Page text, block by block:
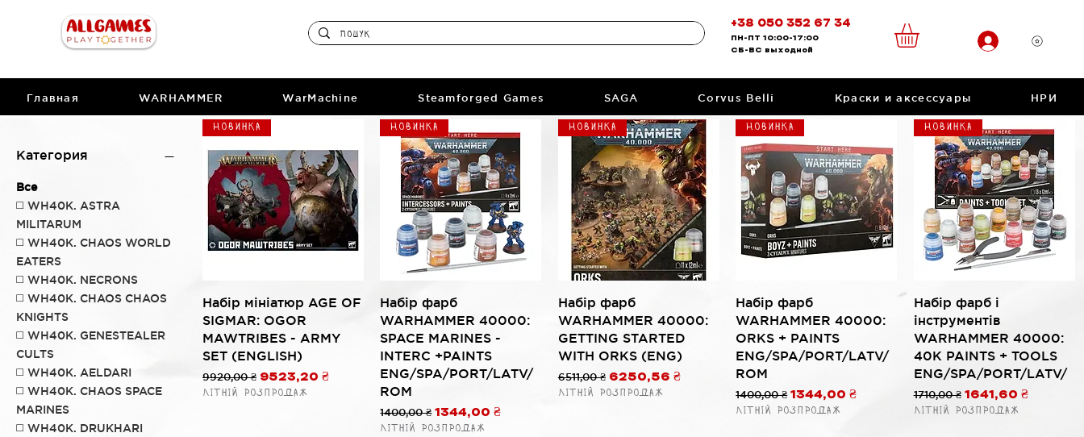
+38 050 352 67 34
ПН-ПТ 10:00-17:00
CБ-ВС выходной
Главная WARHAMMER WarMachine Steamforged Games SAGA Corvus Belli Краски и аксессуары НРИ
Категория
Все
◻️ WH40K. ASTRA
MILITARUM
◻️ WH40K. CHAOS WORLD
EATERS
◻️ WH40K. NECRONS
◻️ WH40K. CHAOS CHAOS
KNIGHTS
◻️ WH40K. GENESTEALER
CULTS
◻️ WH40K. AELDARI
◻️ WH40K. CHAOS SPACE
MARINES
◻️ WH40K. DRUKHARI
Быстрый просмотр
Новинка
Набір мініатюр AGE OF
SIGMAR: OGOR
MAWTRIBES - ARMY
SET (ENGLISH)
Обычная цена
9920,00 ₴ Цена со скидкой
9523,20 ₴
Літній розпродаж
Быстрый просмотр
Новинка
Набір фарб
WARHAMMER 40000:
SPACE MARINES -
INTERC +PAINTS
ENG/SPA/PORT/LATV/
ROM
Обычная цена
1400,00 ₴ Цена со скидкой
1344,00 ₴
Літній розпродаж
Быстрый просмотр
Новинка
Набір фарб
WARHAMMER 40000:
GETTING STARTED
WITH ORKS (ENG)
Обычная цена
6511,00 ₴ Цена со скидкой
6250,56 ₴
Літній розпродаж
Быстрый просмотр
Новинка
Набір фарб
WARHAMMER 40000:
ORKS + PAINTS
ENG/SPA/PORT/LATV/
ROM
Обычная цена
1400,00 ₴ Цена со скидкой
1344,00 ₴
Літній розпродаж
Быстрый просмотр
Новинка
Набір фарб і
інструментів
WARHAMMER 40000:
40K PAINTS + TOOLS
ENG/SPA/PORT/LATV/
Обычная цена
1710,00 ₴ Цена со скидкой
1641,60 ₴
Літній розпродаж